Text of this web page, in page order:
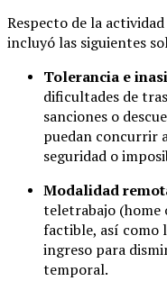
Respecto de la
incluyó las siguientes
Tolerancia e
dificultades de
sanciones o
puedan concurrir
seguridad o
Modalidad
teletrabajo (home
factible, así como
ingreso para
temporal.